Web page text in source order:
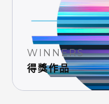
WINNERS
得獎作品